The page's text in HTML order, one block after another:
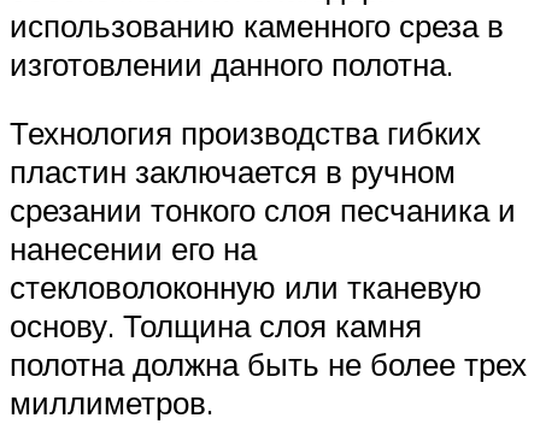
использованию каменного среза в
изготовлении данного полотна.
Технология производства гибких
пластин заключается в ручном
срезании тонкого слоя песчаника и
нанесении его на
стекловолоконную или тканевую
основу. Толщина слоя камня
полотна должна быть не более трех
миллиметров.